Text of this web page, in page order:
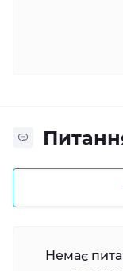
Немає